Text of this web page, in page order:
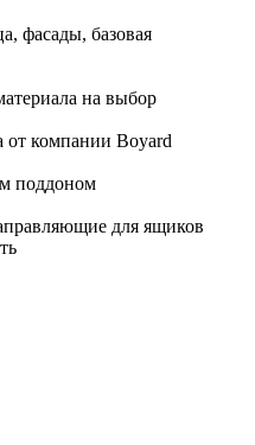
фасады, базовая
на выбор
от компании Boyard
поддоном
для ящиков